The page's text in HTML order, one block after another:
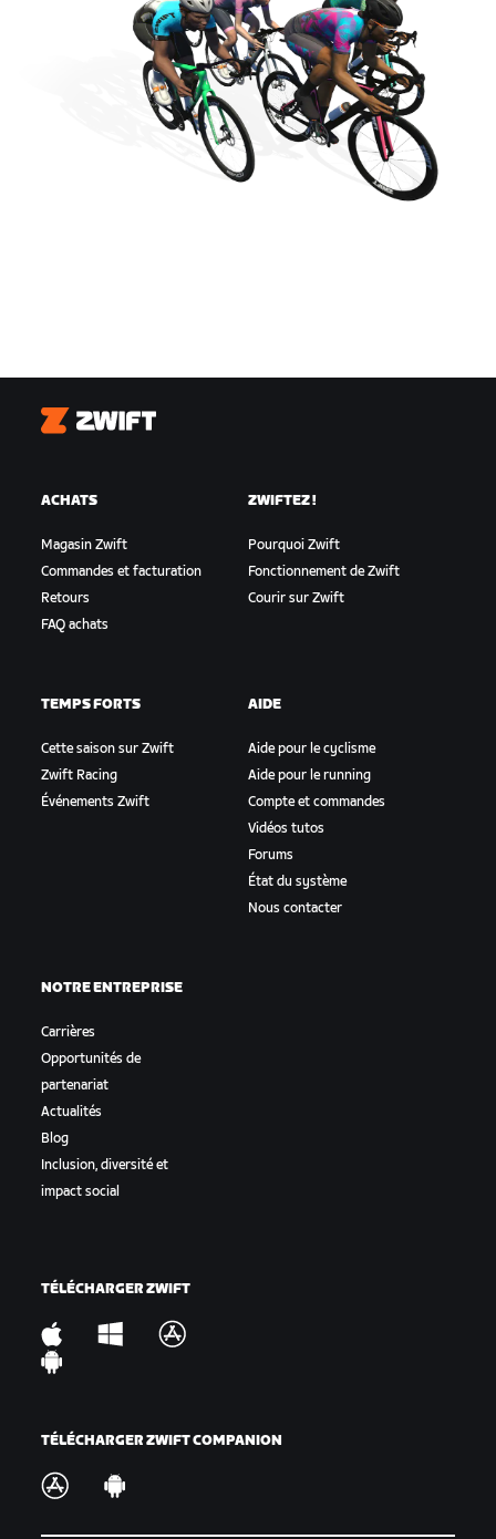
Zwift
ACHATS
Magasin Zwift
Commandes et facturation
Retours
FAQ achats
ZWIFTEZ !
Pourquoi Zwift
Fonctionnement de Zwift
Courir sur Zwift
TEMPS FORTS
Cette saison sur Zwift
Zwift Racing
Événements Zwift
AIDE
Aide pour le cyclisme
Aide pour le running
Compte et commandes
Vidéos tutos
Forums
État du système
Nous contacter
NOTRE ENTREPRISE
Carrières
Opportunités de
partenariat
Actualités
Blog
Inclusion, diversité et
impact social
TÉLÉCHARGER ZWIFT
TÉLÉCHARGER ZWIFT COMPANION